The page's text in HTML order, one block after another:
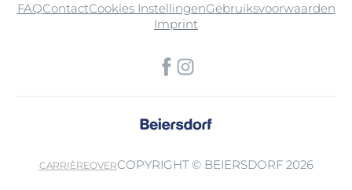
FAQContactCookies InstellingenGebruiksvoorwaarden
Imprint
CARRIÈREOVERCOPYRIGHT © BEIERSDORF 2026